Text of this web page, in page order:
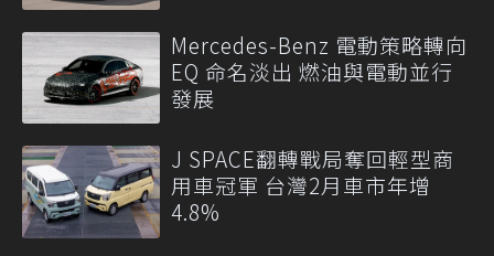
Mercedes-Benz 電動策略轉向
EQ 命名淡出 燃油與電動並行
發展
J SPACE翻轉戰局奪回輕型商
用車冠軍 台灣2月車市年增
4.8%